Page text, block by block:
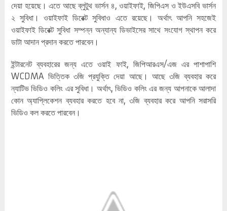
দেয়া হয়েছে। এতে আছে ব্লুটুথ ভার্সন ৪, ওয়াইফাই, জিপিএস ও ইউএসবি ভার্সন
২ সুবিধা। ওয়াইফাই ডিরেক্ট সুবিধাও এতে রয়েছে। অর্থাৎ আপনি সহজেই
ওয়াইফাই ডিরেক্ট সুবিধা সম্পন্ন অন্যান্য ডিভাইসের সাথে সংযোগ স্থাপন করে
ডাটা আদান প্রদান করতে পারবেন।
ইন্টারনেট ব্যবহারের জন্য এতে ওয়াই ফাই, জিপিআরএস/এজ এর পাশাপাশি
WCDMA ভিত্তিক ৩জি প্রযুক্তি দেয়া আছে। আছে ৩জি ব্যবহার করে
ন্যাটিভ ভিডিও কলিং এর সুবিধা। অর্থাৎ, ভিডিও কলিং এর জন্য আপনাকে আলাদা
কোন অ্যাপ্লিকেশন ব্যবহার করতে হবে না, ৩জি ব্যবহার করে আপনি সরাসরি
ভিডিও কল করতে পারবেন।